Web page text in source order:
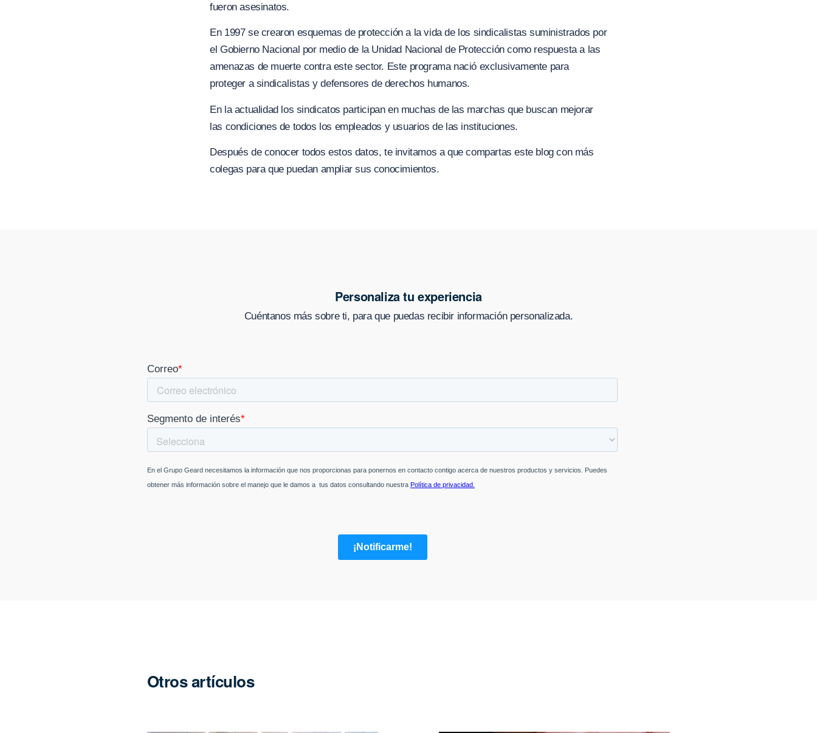
fueron asesinatos.
En 1997 se crearon esquemas de protección a la vida de los sindicalistas suministrados por
el Gobierno Nacional por medio de la Unidad Nacional de Protección como respuesta a las
amenazas de muerte contra este sector. Este programa nació exclusivamente para
proteger a sindicalistas y defensores de derechos humanos.
En la actualidad los sindicatos participan en muchas de las marchas que buscan mejorar
las condiciones de todos los empleados y usuarios de las instituciones.
Después de conocer todos estos datos, te invitamos a que compartas este blog con más
colegas para que puedan ampliar sus conocimientos.
Personaliza tu experiencia
Cuéntanos más sobre ti, para que puedas recibir información personalizada.
Otros artículos